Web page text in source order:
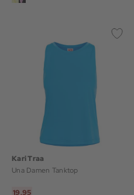
Kari Traa
Una Damen Tanktop
19,95